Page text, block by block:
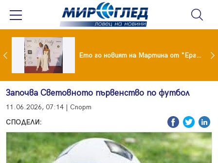
И Ники Кънчев се разведе тайно като Геро Ето го новият на Мартина от "Ергенът"
Започва Световното първенство по футбол
11.06.2026, 07:14 | Спорт
СПОДЕЛИ: